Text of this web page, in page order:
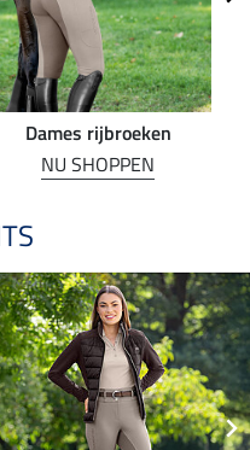
Dames rijbroeken
NU SHOPPEN